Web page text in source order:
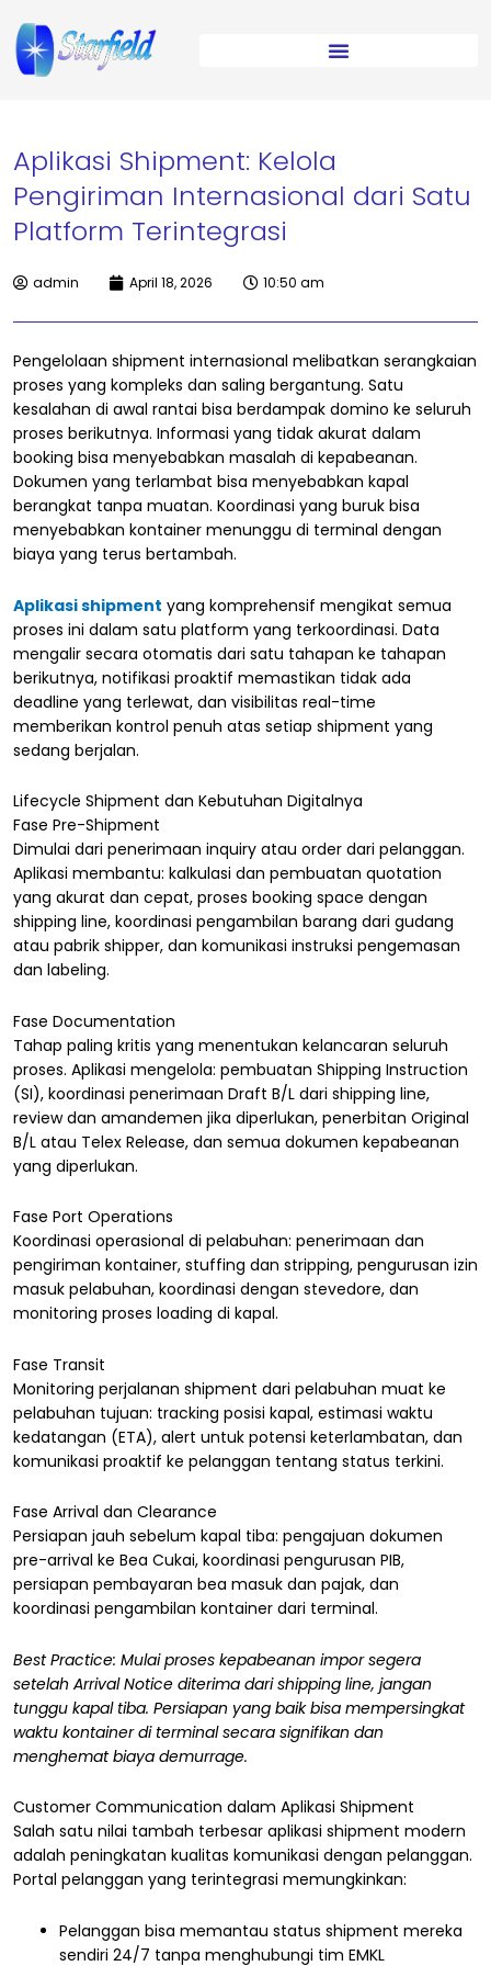
Aplikasi Shipment: Kelola
Pengiriman Internasional dari Satu
Platform Terintegrasi
admin April 18, 2026 10:50 am
Pengelolaan shipment internasional melibatkan serangkaian
proses yang kompleks dan saling bergantung. Satu
kesalahan di awal rantai bisa berdampak domino ke seluruh
proses berikutnya. Informasi yang tidak akurat dalam
booking bisa menyebabkan masalah di kepabeanan.
Dokumen yang terlambat bisa menyebabkan kapal
berangkat tanpa muatan. Koordinasi yang buruk bisa
menyebabkan kontainer menunggu di terminal dengan
biaya yang terus bertambah.
Aplikasi shipment yang komprehensif mengikat semua
proses ini dalam satu platform yang terkoordinasi. Data
mengalir secara otomatis dari satu tahapan ke tahapan
berikutnya, notifikasi proaktif memastikan tidak ada
deadline yang terlewat, dan visibilitas real-time
memberikan kontrol penuh atas setiap shipment yang
sedang berjalan.
Lifecycle Shipment dan Kebutuhan Digitalnya
Fase Pre-Shipment
Dimulai dari penerimaan inquiry atau order dari pelanggan.
Aplikasi membantu: kalkulasi dan pembuatan quotation
yang akurat dan cepat, proses booking space dengan
shipping line, koordinasi pengambilan barang dari gudang
atau pabrik shipper, dan komunikasi instruksi pengemasan
dan labeling.
Fase Documentation
Tahap paling kritis yang menentukan kelancaran seluruh
proses. Aplikasi mengelola: pembuatan Shipping Instruction
(SI), koordinasi penerimaan Draft B/L dari shipping line,
review dan amandemen jika diperlukan, penerbitan Original
B/L atau Telex Release, dan semua dokumen kepabeanan
yang diperlukan.
Fase Port Operations
Koordinasi operasional di pelabuhan: penerimaan dan
pengiriman kontainer, stuffing dan stripping, pengurusan izin
masuk pelabuhan, koordinasi dengan stevedore, dan
monitoring proses loading di kapal.
Fase Transit
Monitoring perjalanan shipment dari pelabuhan muat ke
pelabuhan tujuan: tracking posisi kapal, estimasi waktu
kedatangan (ETA), alert untuk potensi keterlambatan, dan
komunikasi proaktif ke pelanggan tentang status terkini.
Fase Arrival dan Clearance
Persiapan jauh sebelum kapal tiba: pengajuan dokumen
pre-arrival ke Bea Cukai, koordinasi pengurusan PIB,
persiapan pembayaran bea masuk dan pajak, dan
koordinasi pengambilan kontainer dari terminal.
Best Practice: Mulai proses kepabeanan impor segera
setelah Arrival Notice diterima dari shipping line, jangan
tunggu kapal tiba. Persiapan yang baik bisa mempersingkat
waktu kontainer di terminal secara signifikan dan
menghemat biaya demurrage.
Customer Communication dalam Aplikasi Shipment
Salah satu nilai tambah terbesar aplikasi shipment modern
adalah peningkatan kualitas komunikasi dengan pelanggan.
Portal pelanggan yang terintegrasi memungkinkan:
Pelanggan bisa memantau status shipment mereka
sendiri 24/7 tanpa menghubungi tim EMKL